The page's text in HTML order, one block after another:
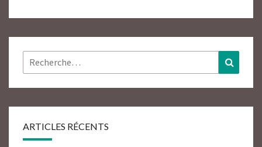
Rechercher :
ARTICLES RÉCENTS